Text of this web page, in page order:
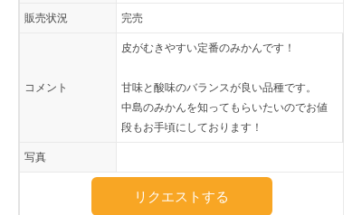
販売状況 完売
コメント
皮がむきやすい定番のみかんです！
甘味と酸味のバランスが良い品種です。
中島のみかんを知ってもらいたいのでお値
段もお手頃にしております！
写真
リクエストする